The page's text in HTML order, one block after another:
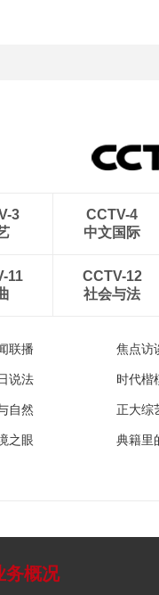
3
CCTV-4
中文国际
11
CCTV-12
社会与法
联播 焦点访
说法 时代楷
自然 正大综
之眼 典籍里
务概况